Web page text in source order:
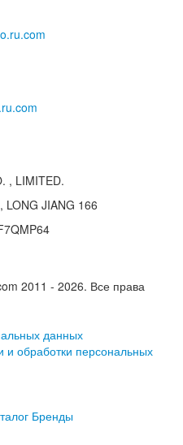
, LIMITED.
LONG JIANG 166
2011 - 2026. Все права
данных
и обработки персональных
Бренды